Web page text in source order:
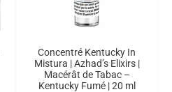
Concentré Kentucky In
Mistura | Azhad’s Elixirs |
Macérât de Tabac –
Kentucky Fumé | 20 ml